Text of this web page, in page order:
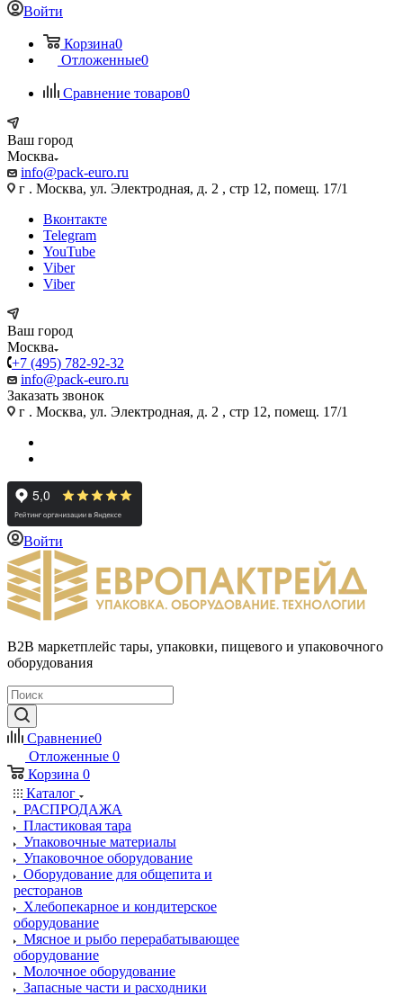
Войти
Корзина0
Отложенные0
Сравнение товаров0
Ваш город
Москва
info@pack-euro.ru
г . Москва, ул. Электродная, д. 2 , стр 12, помещ. 17/1
Вконтакте
Telegram
YouTube
Viber
Viber
Ваш город
Москва
+7 (495) 782-92-32
info@pack-euro.ru
Заказать звонок
г . Москва, ул. Электродная, д. 2 , стр 12, помещ. 17/1
Войти
B2B маркетплейс тары, упаковки, пищевого и упаковочного
оборудования
Сравнение0
Отложенные 0
Корзина 0
Каталог
РАСПРОДАЖА
Пластиковая тара
Упаковочные материалы
Упаковочное оборудование
Оборудование для общепита и
ресторанов
Хлебопекарное и кондитерское
оборудование
Мясное и рыбо перерабатывающее
оборудование
Молочное оборудование
Запасные части и расходники